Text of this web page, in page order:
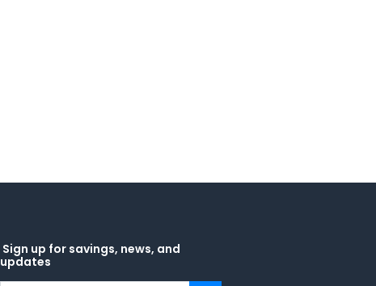
Sign up for savings, news, and
updates